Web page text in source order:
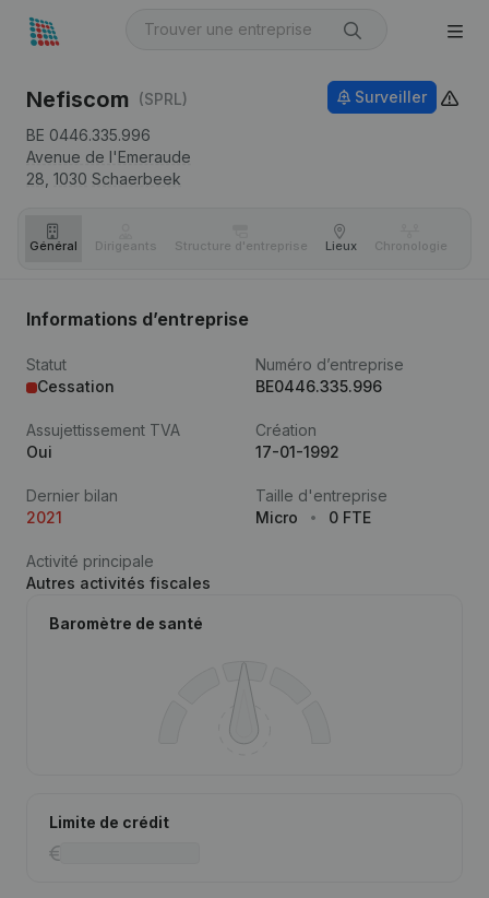
Nefiscom (SPRL)
BE 0446.335.996
Avenue de l'Emeraude
28, 1030 Schaerbeek
Surveiller
Général Dirigeants Structure d'entreprise Lieux Chronologie
Informations d’entreprise
Statut
Cessation
Numéro d’entreprise
BE0446.335.996
Assujettissement TVA
Oui
Création
17-01-1992
Dernier bilan
2021
Taille d'entreprise
Micro
0 FTE
Activité principale
Autres activités fiscales
Baromètre de santé
Limite de crédit